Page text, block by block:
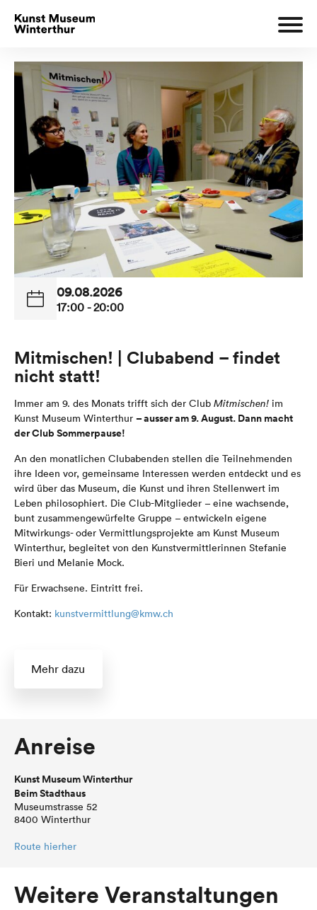
09.08.2026
17:00 - 20:00
Mitmischen! | Clubabend – findet
nicht statt!
Immer am 9. des Monats trifft sich der Club Mitmischen! im
Kunst Museum Winterthur – ausser am 9. August. Dann macht
der Club Sommerpause!
An den monatlichen Clubabenden stellen die Teilnehmenden
ihre Ideen vor, gemeinsame Interessen werden entdeckt und es
wird über das Museum, die Kunst und ihren Stellenwert im
Leben philosophiert. Die Club-Mitglieder – eine wachsende,
bunt zusammengewürfelte Gruppe – entwickeln eigene
Mitwirkungs- oder Vermittlungsprojekte am Kunst Museum
Winterthur, begleitet von den Kunstvermittlerinnen Stefanie
Bieri und Melanie Mock.
Für Erwachsene. Eintritt frei.
Kontakt: kunstvermittlung@kmw.ch
Mehr dazu
Anreise
Kunst Museum Winterthur
Beim Stadthaus
Museumstrasse 52
8400 Winterthur
Route hierher
Weitere Veranstaltungen